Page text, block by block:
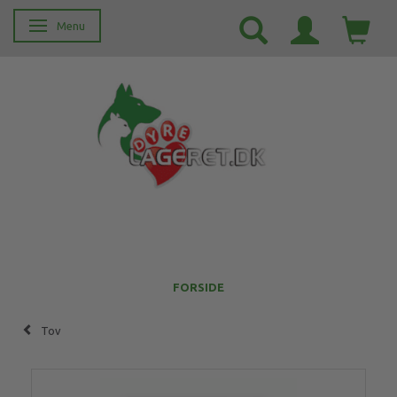
Skifte navigation
Menu
FORSIDE
Tov